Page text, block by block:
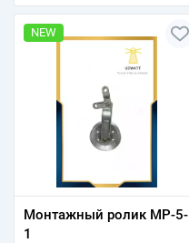
NEW
Монтажный ролик МР-5-
1